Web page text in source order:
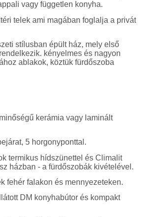
vagy független konyha.
telek ami magában foglalja a privát
stílusban épült ház, mely első
kényelmes és nagyon
ablakok, köztük fürdőszoba
kerámia vagy laminált
5 horgonyponttal.
termikus hídszünettel és Climalit
házban - a fürdőszobák kivételével.
fehér falakon és mennyezeteken.
DM konyhabútor és kompakt